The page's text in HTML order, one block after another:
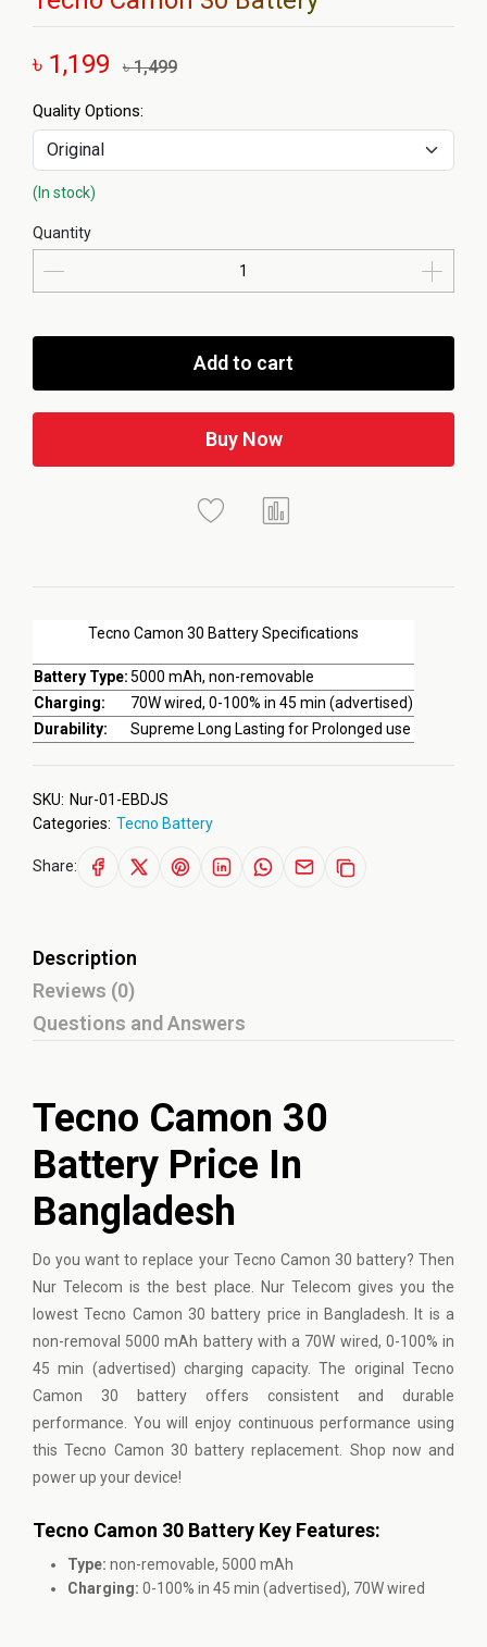
৳ 1,199 ৳ 1,499
Tecno Camon 30 Battery Specifications
Battery Type:5000 mAh, non-removable
Charging:
70W wired, 0-100% in 45 min (advertised)
Durability:
Supreme Long Lasting for Prolonged use
Quality Options:
(In stock)
Quantity
Add to cart
Buy Now
SKU: Nur-01-EBDJS
Categories: Tecno Battery
Share:
Description
Reviews (0)
Questions and Answers
Tecno Camon 30
Battery Price In
Bangladesh
Do you want to replace your Tecno Camon 30 battery? Then
Nur Telecom is the best place. Nur Telecom gives you the
lowest Tecno Camon 30 battery price in Bangladesh. It is a
non-removal 5000 mAh battery with a 70W wired, 0-100% in
45 min (advertised) charging capacity. The original Tecno
Camon 30 battery offers consistent and durable
performance. You will enjoy continuous performance using
this Tecno Camon 30 battery replacement. Shop now and
power up your device!
Tecno Camon 30 Battery Key Features:
Type: non-removable, 5000 mAh
Charging: 0-100% in 45 min (advertised), 70W wired